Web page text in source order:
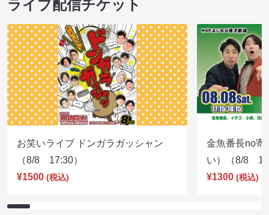
ライブ配信チケット
お笑いライブ ドンガラガッシャン
（8/8 17:30）
¥1500 (税込)
金魚番長no寄
い）（8/8
¥1300 (税込)